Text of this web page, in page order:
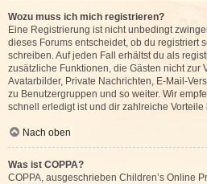
Wozu muss ich mich registrieren?
Eine Registrierung ist nicht unbedingt
dieses Forums entscheidet, ob du registriert
schreiben. Auf jeden Fall erhältst du als
zusätzliche Funktionen, die Gästen nicht zur
Avatarbilder, Private Nachrichten, E-Mail-
zu Benutzergruppen und so weiter. Wir
schnell erledigt ist und dir zahlreiche Vorteile
Nach oben
Was ist COPPA?
COPPA, ausgeschrieben Children’s Online